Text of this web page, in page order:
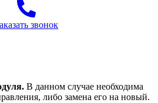
звонок
В данном случае необходима
либо замена его на новый.